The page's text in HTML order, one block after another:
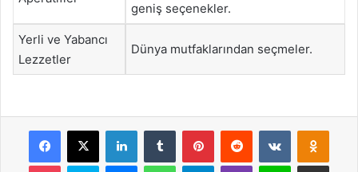
geniş seçenekler.
Yerli ve Yabancı
Lezzetler
Dünya mutfaklarından seçmeler.
Facebook
X LinkedInTumblr PinterestReddit VKontakte
Pocket Skype MessengerWhatsAppTelegramViber Line E-Posta ile